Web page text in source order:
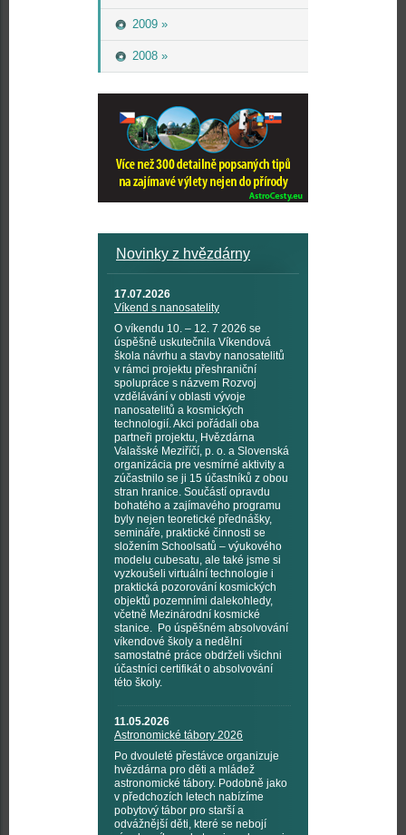
2009 »
2008 »
Novinky z hvězdárny
17.07.2026
Víkend s nanosatelity
O víkendu 10. – 12. 7 2026 se
úspěšně uskutečnila Víkendová
škola návrhu a stavby nanosatelitů
v rámci projektu přeshraniční
spolupráce s názvem Rozvoj
vzdělávání v oblasti vývoje
nanosatelitů a kosmických
technologií. Akci pořádali oba
partneři projektu, Hvězdárna
Valašské Meziříčí, p. o. a Slovenská
organizácia pre vesmírné aktivity a
zúčastnilo se ji 15 účastníků z obou
stran hranice. Součástí opravdu
bohatého a zajímavého programu
byly nejen teoretické přednášky,
semináře, praktické činnosti se
složením Schoolsatů – výukového
modelu cubesatu, ale také jsme si
vyzkoušeli virtuální technologie i
praktická pozorování kosmických
objektů pozemními dalekohledy,
včetně Mezinárodní kosmické
stanice. Po úspěšném absolvování
víkendové školy a nedělní
samostatné práce obdrželi všichni
účastníci certifikát o absolvování
této školy.
11.05.2026
Astronomické tábory 2026
Po dvouleté přestávce organizuje
hvězdárna pro děti a mládež
astronomické tábory. Podobně jako
v předchozích letech nabízíme
pobytový tábor pro starší a
odvážnější děti, které se nebojí